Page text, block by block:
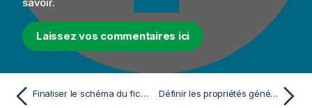
Laissez vos commentaires ici
Finaliser le schéma du fichier Définir les propriétés générales de la connexion File XML pour un fichier de sortie